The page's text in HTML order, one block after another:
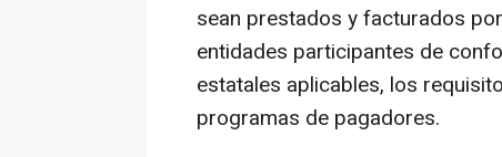
sean prestados y facturados
entidades participantes de
estatales aplicables, los
programas de pagadores.